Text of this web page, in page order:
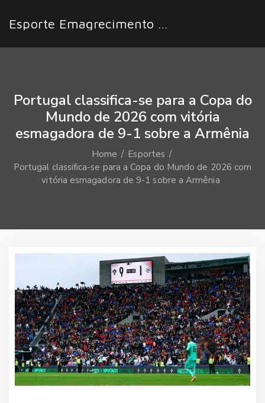
Esporte Emagrecimento Fácil
Portugal classifica-se para a Copa do
Mundo de 2026 com vitória
esmagadora de 9-1 sobre a Armênia
Home
Esportes
Portugal classifica-se para a Copa do Mundo de 2026 com
vitória esmagadora de 9-1 sobre a Armênia